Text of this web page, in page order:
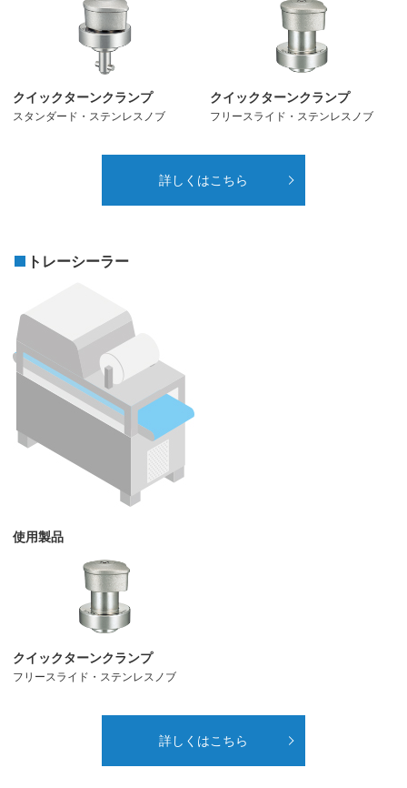
クイックターンクランプ
スタンダード・ステンレスノブ
クイックターンクランプ
フリースライド・ステンレスノブ
詳しくはこちら
トレーシーラー
使用製品
クイックターンクランプ
フリースライド・ステンレスノブ
詳しくはこちら